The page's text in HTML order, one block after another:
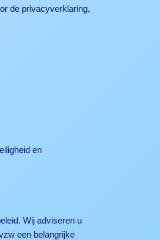
de privacyverklaring,
en
Wij adviseren u
een belangrijke